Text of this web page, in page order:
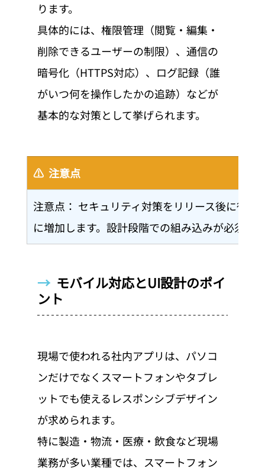
ります。
具体的には、権限管理（閲覧・編集・
削除できるユーザーの制限）、通信の
暗号化（HTTPS対応）、ログ記録（誰
がいつ何を操作したかの追跡）などが
基本的な対策として挙げられます。
⚠️  注意点
注意点： セキュリティ対策をリリース後に後付
に増加します。設計段階での組み込みが必須で
→ モバイル対応とUI設計のポイ
ント
現場で使われる社内アプリは、パソコ
ンだけでなくスマートフォンやタブレ
ットでも使えるレスポンシブデザイン
が求められます。
特に製造・物流・医療・飲食など現場
業務が多い業種では、スマートフォン